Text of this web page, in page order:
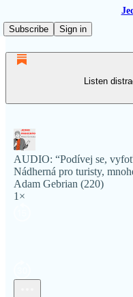
Subscribe
Sign in
Listen
AUDIO: “Podívej se,
Nádherná pro turisty,
Adam Gebrian (220)
1×